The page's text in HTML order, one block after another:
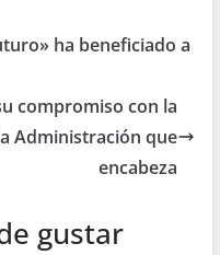
ha beneficiado a
compromiso con la
Administración que
encabeza
gustar